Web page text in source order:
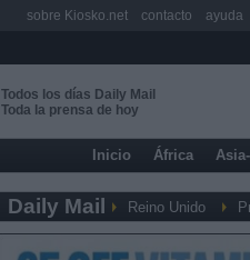
Todos los días Daily Mail
Toda la prensa de hoy
Inicio África
Daily Mail Reino Unido
sobre Kiosko.net contacto ayuda